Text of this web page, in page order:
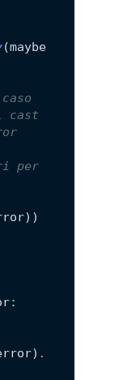
(maybe
cast
per
:
.